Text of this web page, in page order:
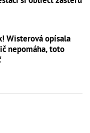
Wisterová opísala
nepomáha, toto